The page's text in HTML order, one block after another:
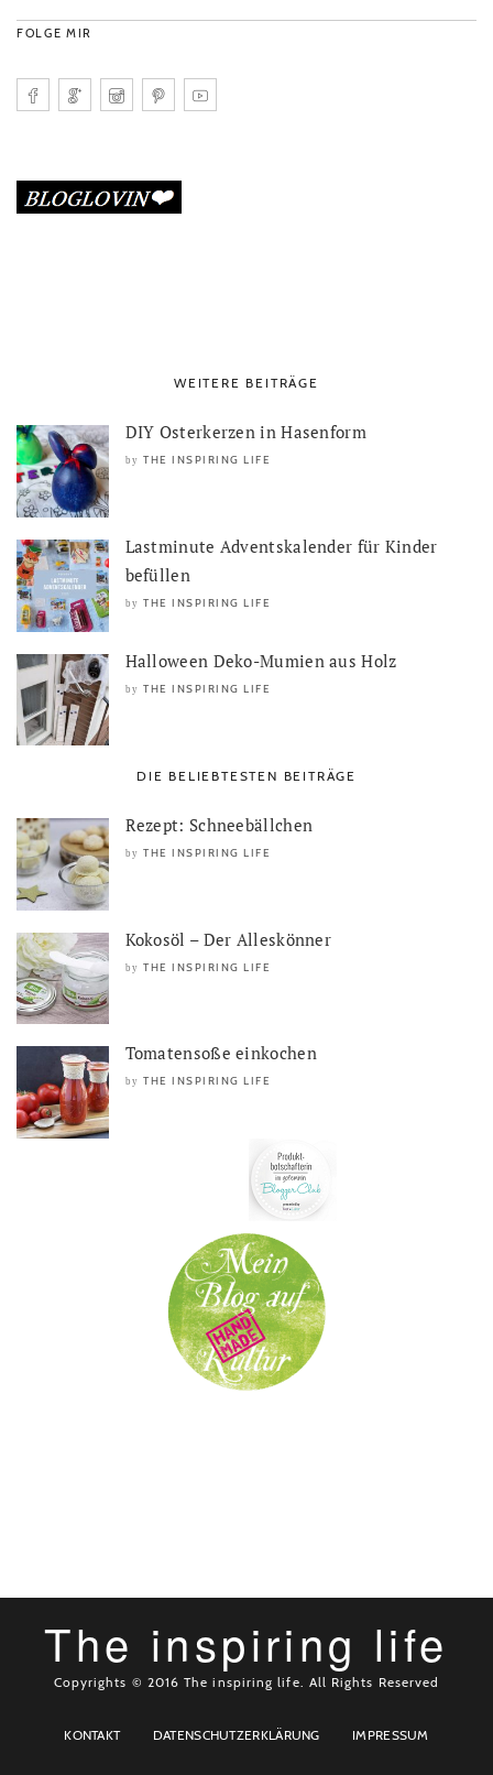
FOLGE MIR
WEITERE BEITRÄGE
DIY Osterkerzen in Hasenform
by THE INSPIRING LIFE
Lastminute Adventskalender für Kinder
befüllen
by THE INSPIRING LIFE
Halloween Deko-Mumien aus Holz
by THE INSPIRING LIFE
DIE BELIEBTESTEN BEITRÄGE
Rezept: Schneebällchen
by THE INSPIRING LIFE
Kokosöl – Der Alleskönner
by THE INSPIRING LIFE
Tomatensoße einkochen
by THE INSPIRING LIFE
The inspiring life
Copyrights © 2016 The inspiring life. All Rights Reserved
KONTAKT DATENSCHUTZERKLÄRUNG IMPRESSUM